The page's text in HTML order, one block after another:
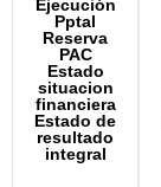
Ejecución
Pptal
Reserva
PAC
Estado
situacion
financiera
Estado de
resultado
integral